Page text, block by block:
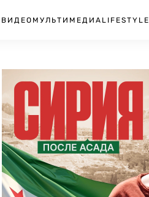
ВИДЕО МУЛЬТИМЕДИА LIFESTYLE